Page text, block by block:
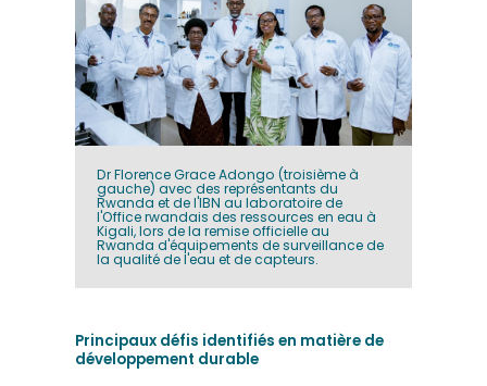
Dr Florence Grace Adongo (troisième à
gauche) avec des représentants du
Rwanda et de l'IBN au laboratoire de
l'Office rwandais des ressources en eau à
Kigali, lors de la remise officielle au
Rwanda d'équipements de surveillance de
la qualité de l'eau et de capteurs.
Principaux défis identifiés en matière de
développement durable